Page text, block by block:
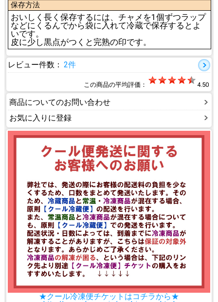
保存方法
おいしく長く保存するには、チャメを1個ずつラップ
などにくるんでから袋に入れて冷蔵で保存するとよ
いです。
皮に少し黒点がつくと完熟の印です。
レビュー件数： 2件
この商品の平均評価： 4.50
商品についてのお問い合わせ
お気に入りに登録
★クール冷凍便チケットはコチラから★